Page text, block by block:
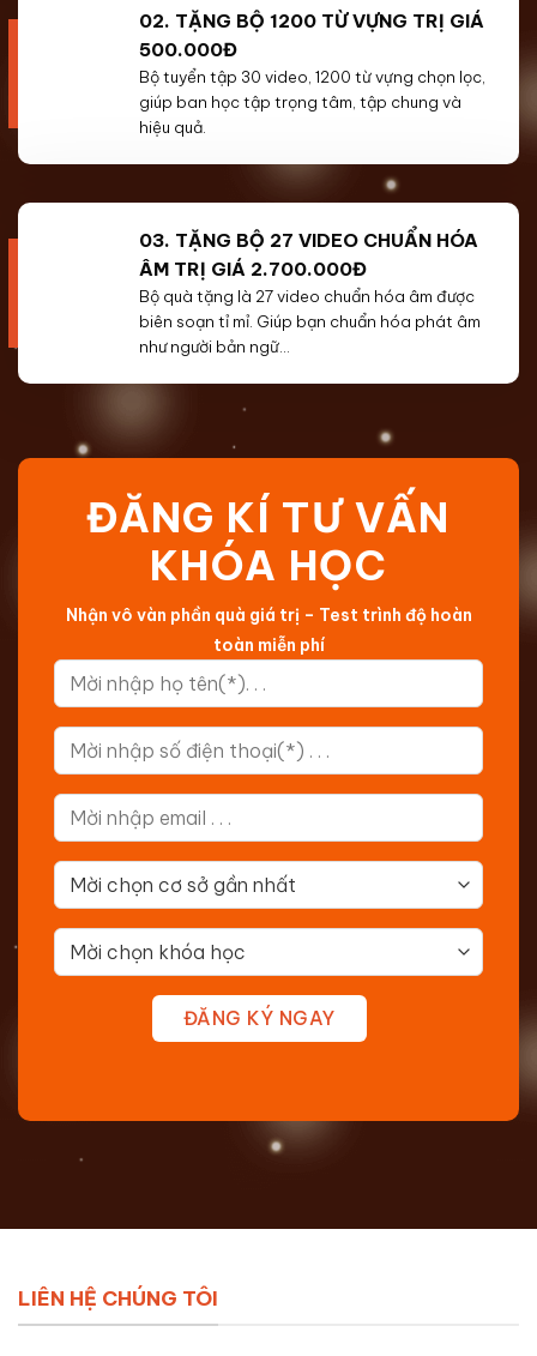
02. TẶNG BỘ 1200 TỪ VỰNG TRỊ GIÁ
500.000Đ
Bộ tuyển tập 30 video, 1200 từ vựng chọn lọc,
giúp ban học tập trọng tâm, tập chung và
hiệu quả.
03. TẶNG BỘ 27 VIDEO CHUẨN HÓA
ÂM TRỊ GIÁ 2.700.000Đ
Bộ quà tặng là 27 video chuẩn hóa âm được
biên soạn tỉ mỉ. Giúp bạn chuẩn hóa phát âm
như người bản ngữ…
ĐĂNG KÍ TƯ VẤN
KHÓA HỌC
Nhận vô vàn phần quà giá trị – Test trình độ hoàn
toàn miễn phí
ĐĂNG KÝ NGAY
LIÊN HỆ CHÚNG TÔI